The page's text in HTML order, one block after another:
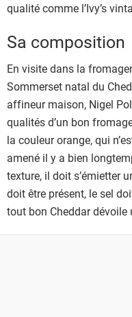
qualité comme l’Ivy’s
Sa composition
En visite dans la
Sommerset natal du
affineur maison, Nigel
qualités d’un bon
la couleur orange, qui
amené il y a bien
texture, il doit s’émietter
doit être présent, le sel
tout bon Cheddar dévoile